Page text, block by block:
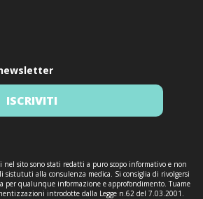
ISCRIVITI
sito sono stati redatti a puro scopo informativo e non
sistututi alla consulenza medica. Si consiglia di rivolgersi
per qualunque informazione e approfondimento. Tuame
introdotte dalla Legge n.62 del 7.03.2001.